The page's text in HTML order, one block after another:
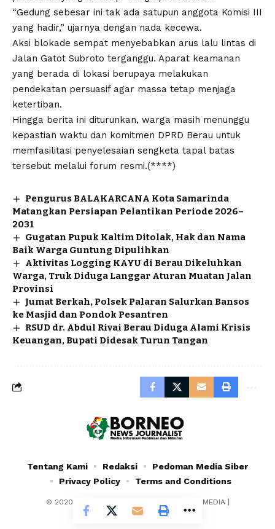
“Gedung sebesar ini tak ada satupun anggota Komisi III
yang hadir,” ujarnya dengan nada kecewa.
Aksi blokade sempat menyebabkan arus lalu lintas di
Jalan Gatot Subroto terganggu. Aparat keamanan
yang berada di lokasi berupaya melakukan
pendekatan persuasif agar massa tetap menjaga
ketertiban.
Hingga berita ini diturunkan, warga masih menunggu
kepastian waktu dan komitmen DPRD Berau untuk
memfasilitasi penyelesaian sengketa tapal batas
tersebut melalui forum resmi.(****)
Pengurus BALAKARCANA Kota Samarinda
Matangkan Persiapan Pelantikan Periode 2026–
2031
Gugatan Pupuk Kaltim Ditolak, Hak dan Nama
Baik Warga Guntung Dipulihkan
Aktivitas Logging KAYU di Berau Dikeluhkan
Warga, Truk Diduga Langgar Aturan Muatan Jalan
Provinsi
Jumat Berkah, Polsek Palaran Salurkan Bansos
ke Masjid dan Pondok Pesantren
RSUD dr. Abdul Rivai Berau Diduga Alami Krisis
Keuangan, Bupati Didesak Turun Tangan
© 2020 - 2024 - PT. YAFRAN BORNEO MULTIMEDIA |
Borneonewsjournalist.co.id
Tentang Kami Redaksi
Pedoman Media Siber
Privacy Policy
Terms and Conditions